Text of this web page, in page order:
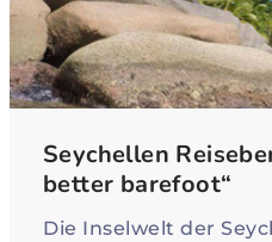
Seychellen
better barefoot“
Die Inselwelt der